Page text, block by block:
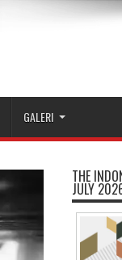
GALERI
THE
JULY